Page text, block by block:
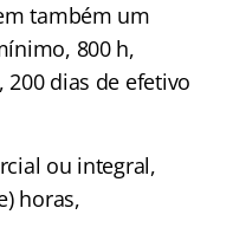
também um
800 h,
dias de efetivo
ou integral,
horas,